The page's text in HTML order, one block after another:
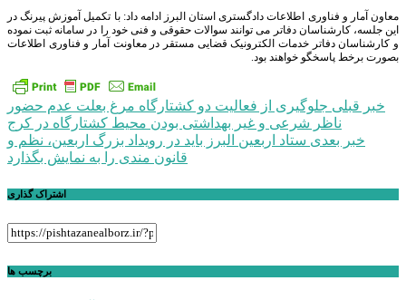
معاون آمار و فناوری اطلاعات دادگستری استان البرز ادامه داد: با تکمیل آموزش پیرنگ در
این جلسه، کارشناسان دفاتر می توانند سوالات حقوقی و فنی خود را در سامانه ثبت نموده
و کارشناسان دفاتر خدمات الکترونیک قضایی مستقر در معاونت آمار و فناوری اطلاعات
بصورت برخط پاسخگو خواهند بود.
راهبری
نوشته
خبر قبلی جلوگیری از فعالیت دو کشتارگاه مرغ بعلت عدم حضور
ناظر شرعی و غیر بهداشتی بودن محیط کشتارگاه در کرج
خبر بعدی ستاد اربعین البرز باید در رویداد بزرگ اربعین، نظم و
قانون مندی را به نمایش بگذارد
اشتراک گذاری
برچسب ها